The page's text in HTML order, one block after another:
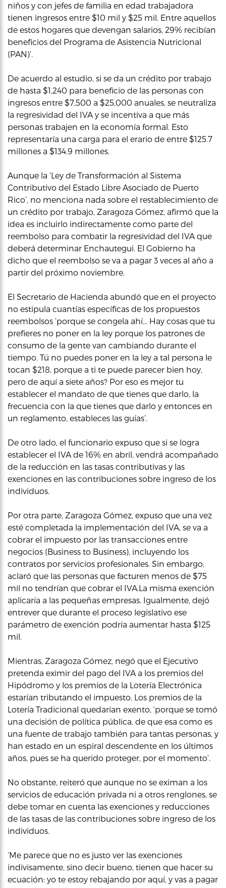
niños y con jefes de familia en edad trabajadora
tienen ingresos entre $10 mil y $25 mil. Entre aquellos
de estos hogares que devengan salarios, 29% recibían
beneficios del Programa de Asistencia Nutricional
(PAN)’.
De acuerdo al estudio, si se da un crédito por trabajo
de hasta $1,240 para beneficio de las personas con
ingresos entre $7,500 a $25,000 anuales, se neutraliza
la regresividad del IVA y se incentiva a que más
personas trabajen en la economía formal. Esto
representaría una carga para el erario de entre $125.7
millones a $134.9 millones.
Aunque la ‘Ley de Transformación al Sistema
Contributivo del Estado Libre Asociado de Puerto
Rico’, no menciona nada sobre el restablecimiento de
un crédito por trabajo, Zaragoza Gómez, afirmó que la
idea es incluirlo indirectamente como parte del
reembolso para combatir la regresividad del IVA que
deberá determinar Enchautegui. El Gobierno ha
dicho que el reembolso se va a pagar 3 veces al año a
partir del próximo noviembre.
El Secretario de Hacienda abundó que en el proyecto
no estipula cuantías específicas de los propuestos
reembolsos ‘porque se congela ahí… Hay cosas que tu
prefieres no poner en la ley porque los patrones de
consumo de la gente van cambiando durante el
tiempo. Tú no puedes poner en la ley a tal persona le
tocan $218, porque a ti te puede parecer bien hoy,
pero de aquí a siete años? Por eso es mejor tu
establecer el mandato de que tienes que darlo, la
frecuencia con la que tienes que darlo y entonces en
un reglamento, estableces las guías’.
De otro lado, el funcionario expuso que si se logra
establecer el IVA de 16% en abril, vendrá acompañado
de la reducción en las tasas contributivas y las
exenciones en las contribuciones sobre ingreso de los
individuos.
Por otra parte, Zaragoza Gómez, expuso que una vez
esté completada la implementación del IVA, se va a
cobrar el impuesto por las transacciones entre
negocios (Business to Business), incluyendo los
contratos por servicios profesionales. Sin embargo,
aclaró que las personas que facturen menos de $75
mil no tendrían que cobrar el IVA.La misma exención
aplicaría a las pequeñas empresas. Igualmente, dejó
entrever que durante el proceso legislativo ese
parámetro de exención podría aumentar hasta $125
mil.
Mientras, Zaragoza Gómez, negó que el Ejecutivo
pretenda eximir del pago del IVA a los premios del
Hipódromo y los premios de la Lotería Electrónica
estarían tributando el impuesto. Los premios de la
Lotería Tradicional quedarían exento, ‘porque se tomó
una decisión de política pública, de que esa como es
una fuente de trabajo también para tantas personas, y
han estado en un espiral descendente en los últimos
años, pues se ha querido proteger, por el momento’.
No obstante, reiteró que aunque no se eximan a los
servicios de educación privada ni a otros renglones, se
debe tomar en cuenta las exenciones y reducciones
de las tasas de las contribuciones sobre ingreso de los
individuos.
‘Me parece que no es justo ver las exenciones
indivisamente, sino decir bueno, tienen que hacer su
ecuación: yo te estoy rebajando por aquí, y vas a pagar